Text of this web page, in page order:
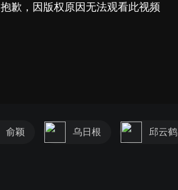
抱歉，因版权原因无法观看此视频
俞颖 乌日根 邱云鹤